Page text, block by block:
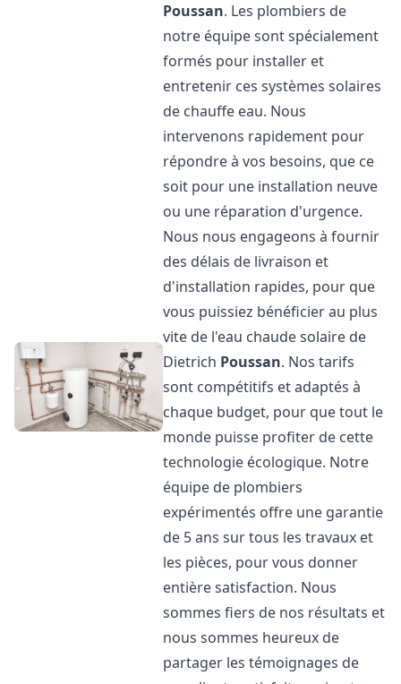
Poussan. Les plombiers de
notre équipe sont spécialement
formés pour installer et
entretenir ces systèmes solaires
de chauffe eau. Nous
intervenons rapidement pour
répondre à vos besoins, que ce
soit pour une installation neuve
ou une réparation d'urgence.
Nous nous engageons à fournir
des délais de livraison et
d'installation rapides, pour que
vous puissiez bénéficier au plus
vite de l'eau chaude solaire de
Dietrich Poussan. Nos tarifs
sont compétitifs et adaptés à
chaque budget, pour que tout le
monde puisse profiter de cette
technologie écologique. Notre
équipe de plombiers
expérimentés offre une garantie
de 5 ans sur tous les travaux et
les pièces, pour vous donner
entière satisfaction. Nous
sommes fiers de nos résultats et
nous sommes heureux de
partager les témoignages de